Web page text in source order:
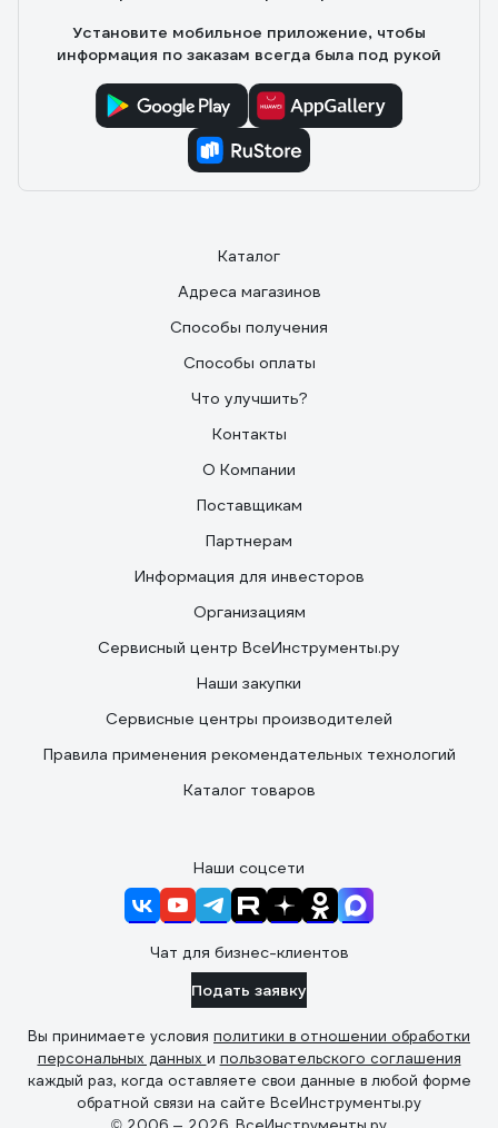
Установите мобильное приложение, чтобы
информация по заказам всегда была под рукой
Каталог
Адреса магазинов
Способы получения
Способы оплаты
Что улучшить?
Контакты
О Компании
Поставщикам
Партнерам
Информация для инвесторов
Организациям
Сервисный центр ВсеИнструменты.ру
Наши закупки
Сервисные центры производителей
Правила применения рекомендательных технологий
Каталог товаров
Наши соцсети
Чат для бизнес-клиентов
Подать заявку
Вы принимаете условия политики в отношении обработки
персональных данных и пользовательского соглашения
каждый раз, когда оставляете свои данные в любой форме
обратной связи на сайте ВсеИнструменты.ру